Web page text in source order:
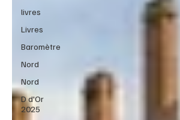
livres
Livres
Baromètre
Nord
Nord
D d'Or
2025